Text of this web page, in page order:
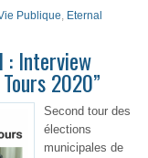
Publique, Eternal
: Interview
2020”
Second tour des
élections
municipales de